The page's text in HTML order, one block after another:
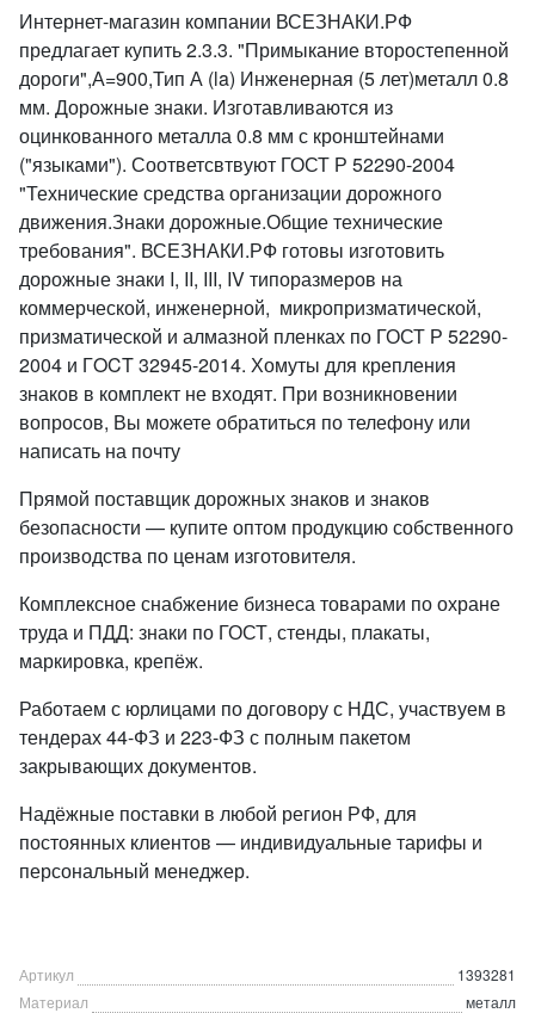
Интернет-магазин компании ВСЕЗНАКИ.РФ
предлагает купить 2.3.3. "Примыкание второстепенной
дороги",А=900,Тип А (la) Инженерная (5 лет)металл 0.8
мм. Дорожные знаки. Изготавливаются из
оцинкованного металла 0.8 мм с кронштейнами
("языками"). Соответсвтвуют ГОСТ Р 52290-2004
"Технические средства организации дорожного
движения.Знаки дорожные.Общие технические
требования". ВСЕЗНАКИ.РФ готовы изготовить
дорожные знаки I, II, III, IV типоразмеров на
коммерческой, инженерной, микропризматической,
призматической и алмазной пленках по ГОСТ Р 52290-
2004 и ГOCT 32945-2014. Хомуты для крепления
знаков в комплект не входят. При возникновении
вопросов, Вы можете обратиться по телефону или
написать на почту
Прямой поставщик дорожных знаков и знаков
безопасности — купите оптом продукцию собственного
производства по ценам изготовителя.
Комплексное снабжение бизнеса товарами по охране
труда и ПДД: знаки по ГОСТ, стенды, плакаты,
маркировка, крепёж.
Работаем с юрлицами по договору с НДС, участвуем в
тендерах 44-ФЗ и 223-ФЗ с полным пакетом
закрывающих документов.
Надёжные поставки в любой регион РФ, для
постоянных клиентов — индивидуальные тарифы и
персональный менеджер.
Артикул
1393281
Материал
металл